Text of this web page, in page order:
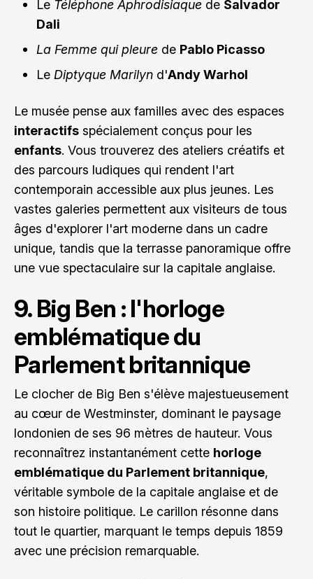
Le Téléphone Aphrodisiaque de Salvador
Dali
La Femme qui pleure de Pablo Picasso
Le Diptyque Marilyn d'Andy Warhol
Le musée pense aux familles avec des espaces
interactifs spécialement conçus pour les
enfants. Vous trouverez des ateliers créatifs et
des parcours ludiques qui rendent l'art
contemporain accessible aux plus jeunes. Les
vastes galeries permettent aux visiteurs de tous
âges d'explorer l'art moderne dans un cadre
unique, tandis que la terrasse panoramique offre
une vue spectaculaire sur la capitale anglaise.
9. Big Ben : l'horloge
emblématique du
Parlement britannique
Le clocher de Big Ben s'élève majestueusement
au cœur de Westminster, dominant le paysage
londonien de ses 96 mètres de hauteur. Vous
reconnaîtrez instantanément cette horloge
emblématique du Parlement britannique,
véritable symbole de la capitale anglaise et de
son histoire politique. Le carillon résonne dans
tout le quartier, marquant le temps depuis 1859
avec une précision remarquable.